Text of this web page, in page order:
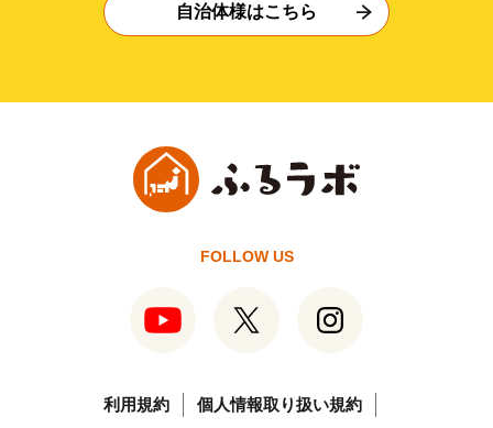
自治体様はこちら
FOLLOW US
利用規約 個人情報取り扱い規約